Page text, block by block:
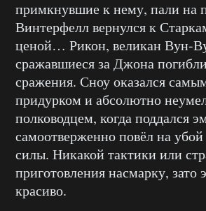
примкнувшие к нему, пали на
Винтерфелл вернулся к
ценой… Рикон, великан Вун-
сражавшиеся за Джона
сражения. Сноу оказался
придурком и абсолютно
полководцем, когда поддался
самоотверженно повёл на
силы. Никакой тактики или
приготовления насмарку, зато
красиво.